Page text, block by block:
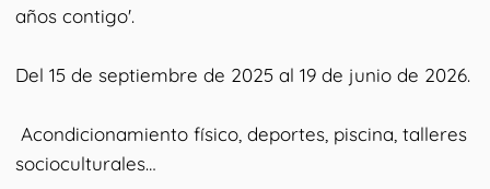
años contigo'.
Del 15 de septiembre de 2025 al 19 de junio de 2026.
Acondicionamiento físico, deportes, piscina, talleres
socioculturales…